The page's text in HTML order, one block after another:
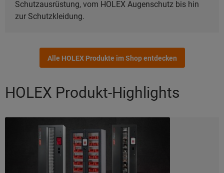
Schutzausrüstung, vom HOLEX Augenschutz bis hin
zur Schutzkleidung.
Alle HOLEX Produkte im Shop entdecken
HOLEX Produkt-Highlights